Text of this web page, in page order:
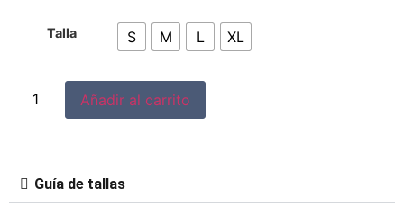
Talla S M L XL
Añadir al carrito
Guía de tallas